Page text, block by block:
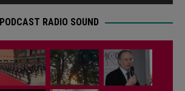
PODCAST RADIO SOUND